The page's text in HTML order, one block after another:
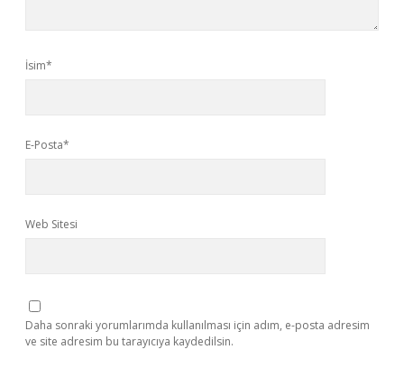
İsim*
E-Posta*
Web Sitesi
Daha sonraki yorumlarımda kullanılması için adım, e-posta adresim
ve site adresim bu tarayıcıya kaydedilsin.